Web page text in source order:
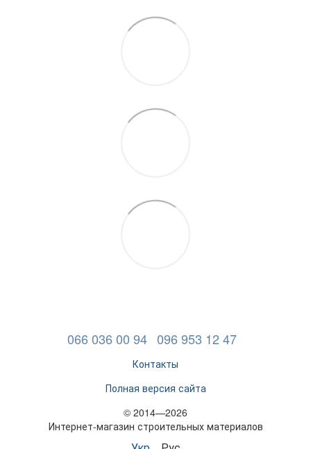
066 036 00 94 096 953 12 47
Контакты
Полная версия сайта
© 2014—2026
Интернет-магазин строительных материалов